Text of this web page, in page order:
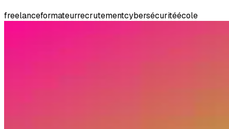
freelanceformateurrecrutementcybersécuritéécole